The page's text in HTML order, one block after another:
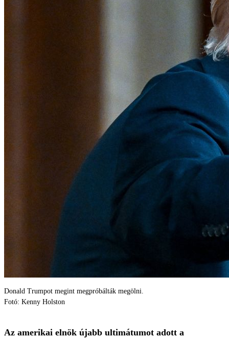
Donald Trumpot megint megpróbálták megölni.
Fotó: Kenny Holston
Az amerikai elnök újabb ultimátumot adott a